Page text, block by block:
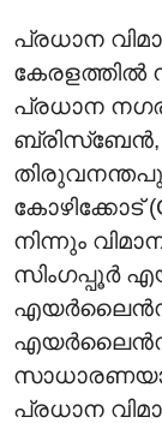
പ്രധാന
കേരളത്തിൽ
പ്രധാന
ബ്രിസ്ബേൻ,
കോഴിക്കോട്
നിന്നും
സിംഗപ്പൂർ
പ്രധാന